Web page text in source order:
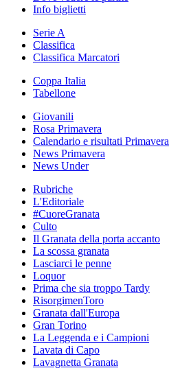
Info biglietti
Serie A
Classifica
Classifica Marcatori
Coppa Italia
Tabellone
Giovanili
Rosa Primavera
Calendario e risultati Primavera
News Primavera
News Under
Rubriche
L'Editoriale
#CuoreGranata
Culto
Il Granata della porta accanto
La scossa granata
Lasciarci le penne
Loquor
Prima che sia troppo Tardy
RisorgimenToro
Granata dall'Europa
Gran Torino
La Leggenda e i Campioni
Lavata di Capo
Lavagnetta Granata